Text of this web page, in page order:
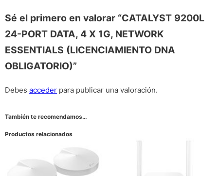
Sé el primero en valorar “CATALYST 9200L
24-PORT DATA, 4 X 1G, NETWORK
ESSENTIALS (LICENCIAMIENTO DNA
OBLIGATORIO)”
Debes acceder para publicar una valoración.
También te recomendamos…
Productos relacionados